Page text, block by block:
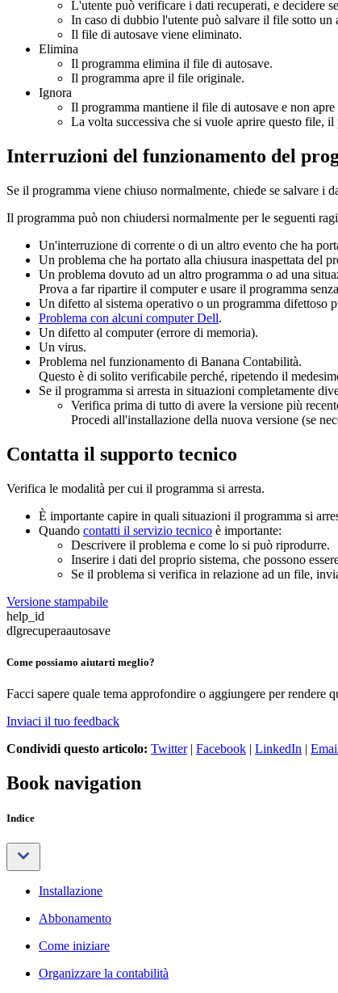
L'utente può verificare i dati recuperati, e decidere
In caso di dubbio l'utente può salvare il file sotto un
Il file di autosave viene eliminato.
Elimina
Il programma elimina il file di autosave.
Il programma apre il file originale.
Ignora
Il programma mantiene il file di autosave e non apre
La volta successiva che si vuole aprire questo file,
Interruzioni del funzionamento del
Se il programma viene chiuso normalmente, chiede se salvare i
Il programma può non chiudersi normalmente per le seguenti
Un'interruzione di corrente o di un altro evento che ha
Un problema che ha portato alla chiusura inaspettata del
Un problema dovuto ad un altro programma o ad una
Prova a far ripartire il computer e usare il programma
Un difetto al sistema operativo o un programma difettoso
Problema con alcuni computer Dell.
Un difetto al computer (errore di memoria).
Un virus.
Problema nel funzionamento di Banana Contabilità.
Questo è di solito verificabile perché, ripetendo il
Se il programma si arresta in situazioni completamente
Verifica prima di tutto di avere la versione più
Procedi all'installazione della nuova versione (se
Contatta il supporto tecnico
Verifica le modalità per cui il programma si arresta.
È importante capire in quali situazioni il programma si
Quando contatti il servizio tecnico è importante:
Descrivere il problema e come lo si può riprodurre.
Inserire i dati del proprio sistema, che possono
Se il problema si verifica in relazione ad un file,
Versione stampabile
help_id
dlgrecuperaautosave
Come possiamo aiutarti meglio?
Facci sapere quale tema approfondire o aggiungere per rendere
Inviaci il tuo feedback
Condividi questo articolo: Twitter| Facebook | LinkedIn |
Book navigation
Indice
Installazione
Abbonamento
Come iniziare
Organizzare la contabilità